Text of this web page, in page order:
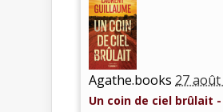
Agathe.books 27 août
Un coin de ciel brûlait